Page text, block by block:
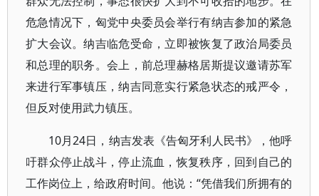
危急情况下，匈党中央委员会举行有纳吉参加的紧急
扩大会议。纳吉临危受命，立即被恢复了政治局委员
和总理的职务。会上，前总理赫格居斯提议邀请苏军
来进行军事镇压，纳吉同意实行紧急状态的戒严令，
但反对使用武力镇压。
10月24日，纳吉发表《告匈牙利人民书》，他呼
吁群众停止战斗，停止流血，恢复秩序，回到自己的
工作岗位上，给政府时间。他说：“凭借我们所拥有的